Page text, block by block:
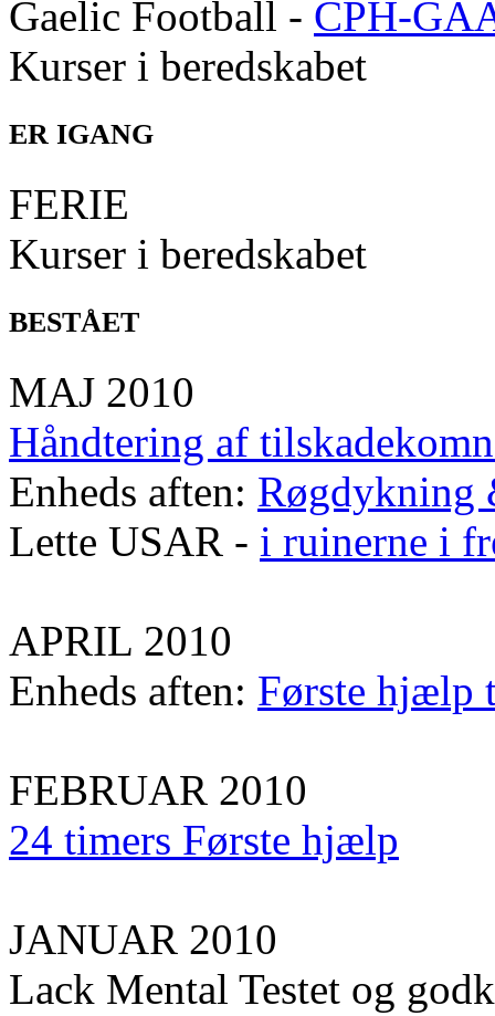
Gaelic Football - CPH-
Kurser i beredskabet
ER IGANG
FERIE
Kurser i beredskabet
BESTÅET
MAJ 2010
Håndtering af
Enheds aften: Røgdykning
Lette USAR - i ruinerne i
APRIL 2010
Enheds aften: Første hjælp
FEBRUAR 2010
24 timers Første hjælp
JANUAR 2010
Lack Mental Testet og